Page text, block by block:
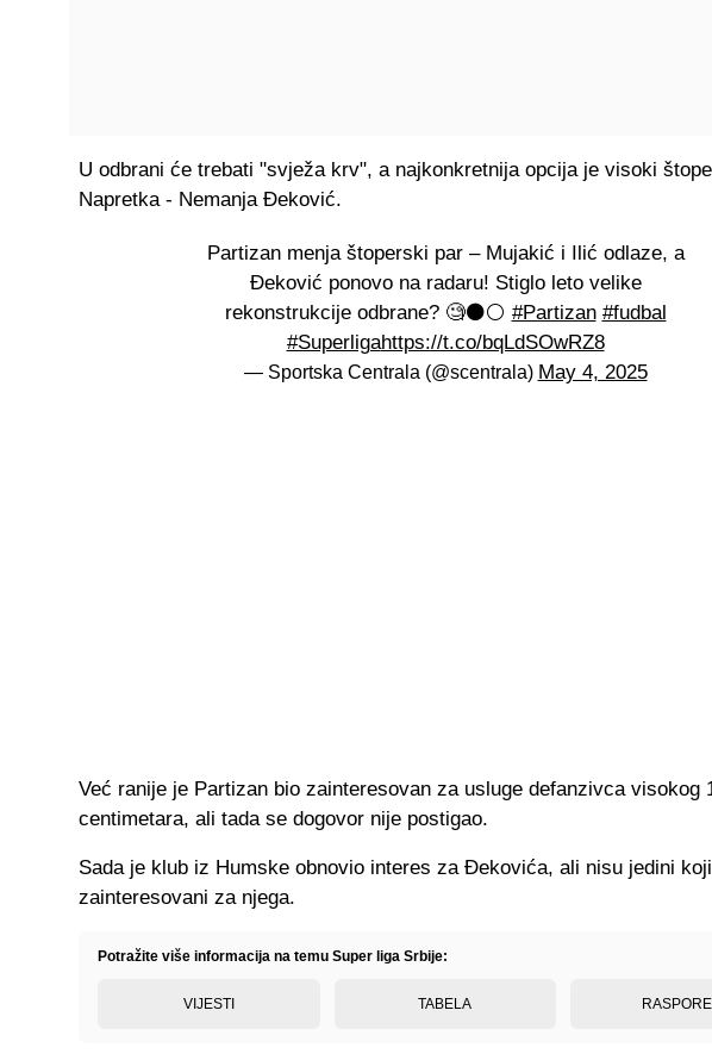
U odbrani će trebati "svježa krv", a najkonkretnija opcija je visoki
Napretka - Nemanja Đeković.
Partizan menja štoperski par – Mujakić i Ilić odlaze, a
Đeković ponovo na radaru! Stiglo leto velike
rekonstrukcije odbrane? 🧐⚫⚪ #Partizan #fudbal
#Superligahttps://t.co/bqLdSOwRZ8
— Sportska Centrala (@scentrala) May 4, 2025
Već ranije je Partizan bio zainteresovan za usluge defanzivca visokog
centimetara, ali tada se dogovor nije postigao.
Sada je klub iz Humske obnovio interes za Đekovića, ali nisu jedini
zainteresovani za njega.
Potražite više informacija na temu Super liga Srbije:
VIJESTI TABELA